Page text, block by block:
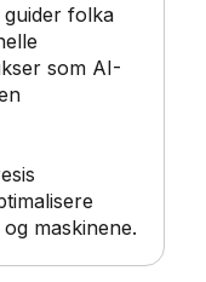
guider folka
som AI-
maskinene.